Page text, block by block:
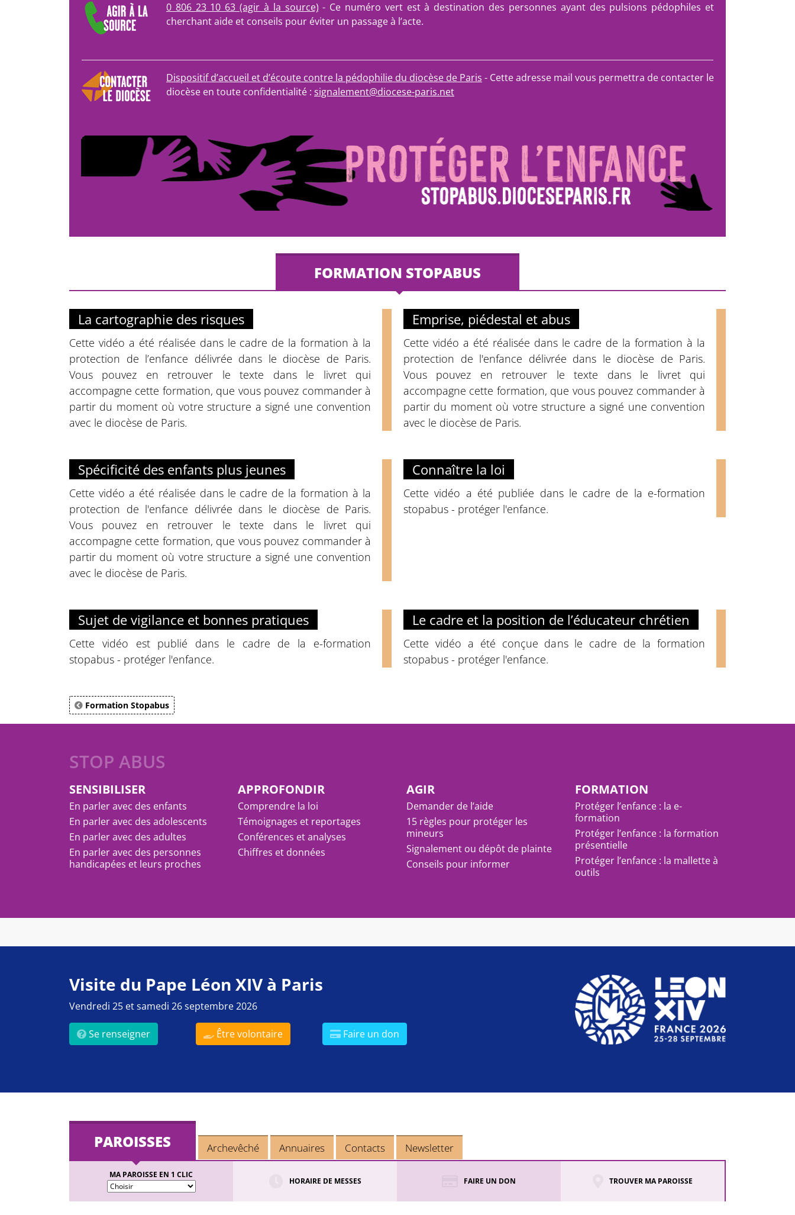
0 806 23 10 63 (agir à la source) - Ce numéro vert est à destination des personnes ayant des pulsions pédophiles et
cherchant aide et conseils pour éviter un passage à l’acte.
Dispositif d’accueil et d’écoute contre la pédophilie du diocèse de Paris - Cette adresse mail vous permettra de contacter le
diocèse en toute confidentialité : signalement@diocese-paris.net
FORMATION STOPABUS
La cartographie des risques
Cette vidéo a été réalisée dans le cadre de la formation à la
protection de l’enfance délivrée dans le diocèse de Paris.
Vous pouvez en retrouver le texte dans le livret qui
accompagne cette formation, que vous pouvez commander à
partir du moment où votre structure a signé une convention
avec le diocèse de Paris.
Emprise, piédestal et abus
Cette vidéo a été réalisée dans le cadre de la formation à la
protection de l'enfance délivrée dans le diocèse de Paris.
Vous pouvez en retrouver le texte dans le livret qui
accompagne cette formation, que vous pouvez commander à
partir du moment où votre structure a signé une convention
avec le diocèse de Paris.
Spécificité des enfants plus jeunes
Cette vidéo a été réalisée dans le cadre de la formation à la
protection de l'enfance délivrée dans le diocèse de Paris.
Vous pouvez en retrouver le texte dans le livret qui
accompagne cette formation, que vous pouvez commander à
partir du moment où votre structure a signé une convention
avec le diocèse de Paris.
Connaître la loi
Cette vidéo a été publiée dans le cadre de la e-formation
stopabus - protéger l'enfance.
Sujet de vigilance et bonnes pratiques
Cette vidéo est publié dans le cadre de la e-formation
stopabus - protéger l'enfance.
Le cadre et la position de l’éducateur chrétien
Cette vidéo a été conçue dans le cadre de la formation
stopabus - protéger l'enfance.
Formation Stopabus
STOP ABUS
SENSIBILISER
En parler avec des enfants
En parler avec des adolescents
En parler avec des adultes
En parler avec des personnes
handicapées et leurs proches
APPROFONDIR
Comprendre la loi
Témoignages et reportages
Conférences et analyses
Chiffres et données
AGIR
Demander de l’aide
15 règles pour protéger les
mineurs
Signalement ou dépôt de plainte
Conseils pour informer
FORMATION
Protéger l’enfance : la e-
formation
Protéger l’enfance : la formation
présentielle
Protéger l’enfance : la mallette à
outils
Visite du Pape Léon XIV à Paris
Vendredi 25 et samedi 26 septembre 2026
Se renseigner Être volontaire Faire un don
PAROISSES Archevêché Annuaires Contacts Newsletter
MA PAROISSE EN 1 CLIC
HORAIRE DE MESSES FAIRE UN DON TROUVER MA PAROISSE